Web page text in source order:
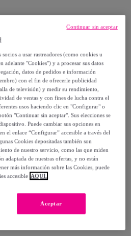
a usar rastreadores (como cookies u
adelante "Cookies") y a procesar sus datos
datos de pedidos e información
con el fin de ofrecerle publicidad
de televisión) y medir su rendimiento,
de ventas y con fines de lucha contra el
usos haciendo clic en "Configurar" o
"Continuar sin aceptar". Sus elecciones se
Puede cambiar sus opciones en
el enlace “Configurar” accesible a través del
Cookies depositadas también son
de nuestro servicio, como las que miden
adaptada de nuestras ofertas, y no están
más información sobre las Cookies, puede
accesible AQUÍ.
Aceptar
Continuar sin aceptar